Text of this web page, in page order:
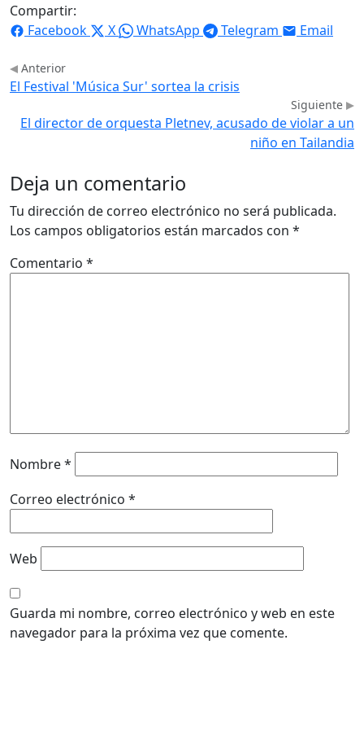
Compartir:
Facebook
X WhatsApp Telegram Email
Anterior
El Festival 'Música Sur' sortea la crisis
Siguiente
El director de orquesta Pletnev, acusado de violar a un
niño en Tailandia
Deja un comentario
Tu dirección de correo electrónico no será publicada.
Los campos obligatorios están marcados con *
Comentario *
Nombre*
Correo electrónico *
Web
Guarda mi nombre, correo electrónico y web en este
navegador para la próxima vez que comente.